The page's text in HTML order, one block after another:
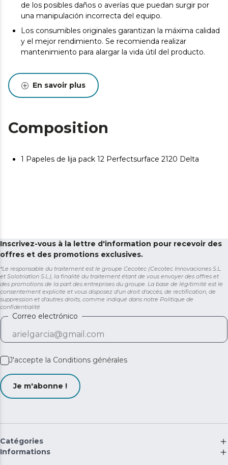
de los posibles daños o averías que puedan surgir por
una manipulación incorrecta del equipo.
Los consumibles originales garantizan la máxima calidad
y el mejor rendimiento. Se recomienda realizar
mantenimiento para alargar la vida útil del producto.
En savoir plus
Composition
1 Papeles de lija pack 12 Perfectsurface 2120 Delta
Inscrivez-vous à la lettre d'information pour recevoir des
offres et des promotions exclusives.
*Le responsable du traitement est le groupe Cecotec (Cecotec Innovaciones S.L.
et Solotriatlon S.L.), la finalité du traitement étant de vous envoyer des offres et
des promotions de la part des entreprises du groupe. La base de légitimité est le
consentement explicite et vous disposez d'un droit d'accès, de rectification, de
suppression et d'autres droits, comme indiqué dans notre Politique de
confidentialité
Correo electrónico
J'accepte la Conditions générales
Je m'abonne !
Catégories
Informations